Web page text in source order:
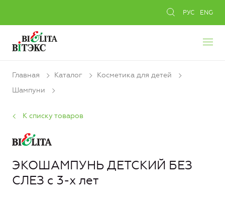
РУС ENG
Главная Каталог
Косметика для детей
Шампуни
К списку товаров
ЭКОШАМПУНЬ ДЕТСКИЙ БЕЗ
СЛЕЗ с 3-х лет